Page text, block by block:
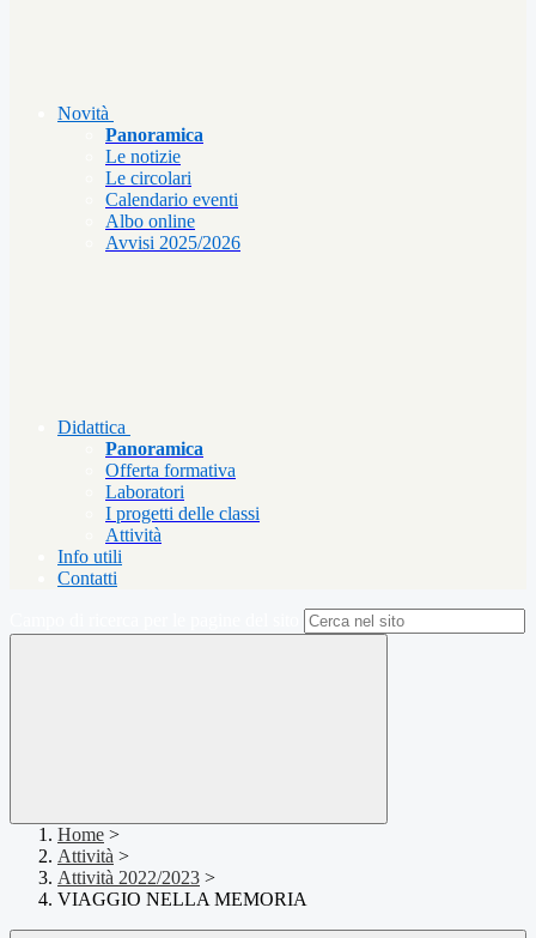
Novità
Panoramica
Le notizie
Le circolari
Calendario eventi
Albo online
Avvisi 2025/2026
Didattica
Panoramica
Offerta formativa
Laboratori
I progetti delle classi
Attività
Info utili
Contatti
Home >
Attività >
Attività 2022/2023 >
VIAGGIO NELLA MEMORIA